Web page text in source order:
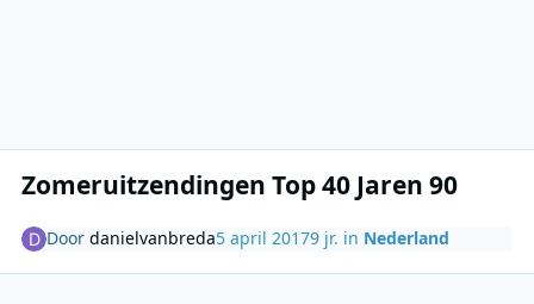
Zomeruitzendingen Top 40 Jaren 90
Doordanielvanbreda5 april 20179 jr. in Nederland